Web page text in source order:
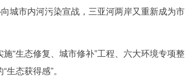
城市内河污染宣战，三亚河两岸又重新成为市
生态修复、城市修补”工程、六大环境专项整
态获得感”。